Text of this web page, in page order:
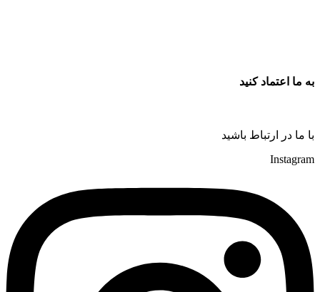
به ما اعتماد کنید
با ما در ارتباط باشید
Instagram